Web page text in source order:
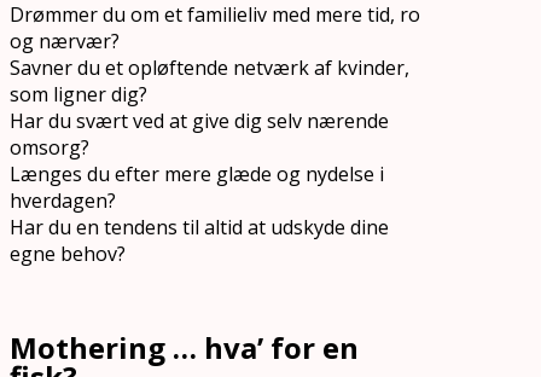
Drømmer du om et familieliv med mere tid, ro
og nærvær?
Savner du et opløftende netværk af kvinder,
som ligner dig?
Har du svært ved at give dig selv nærende
omsorg?
Længes du efter mere glæde og nydelse i
hverdagen?
Har du en tendens til altid at udskyde dine
egne behov?
Mothering … hva’ for en